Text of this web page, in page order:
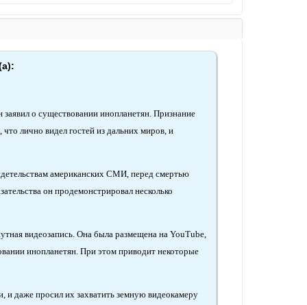
о существовании инопланетян. Признание
лично видел гостей из дальних миров, и
американских СМИ, перед смертью
он продемонстрировал несколько
видеозапись. Она была размещена на YouTube,
инопланетян. При этом приводит некоторые
даже просил их захватить земную видеокамеру